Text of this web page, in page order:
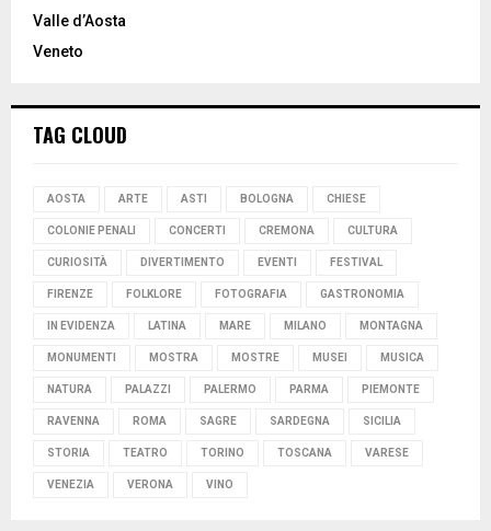
Valle d’Aosta
Veneto
TAG CLOUD
AOSTA ARTE ASTI BOLOGNA CHIESE
COLONIE PENALI CONCERTI CREMONA CULTURA
CURIOSITÀ DIVERTIMENTO EVENTI FESTIVAL
FIRENZE FOLKLORE FOTOGRAFIA GASTRONOMIA
IN EVIDENZA LATINA MARE MILANO MONTAGNA
MONUMENTI MOSTRA MOSTRE MUSEI MUSICA
NATURA PALAZZI PALERMO PARMA PIEMONTE
RAVENNA ROMA SAGRE SARDEGNA SICILIA
STORIA TEATRO TORINO TOSCANA VARESE
VENEZIA VERONA VINO